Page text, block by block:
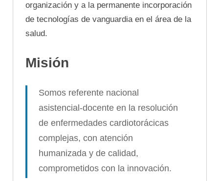
organización y a la permanente incorporación
de tecnologías de vanguardia en el área de la
salud.
Misión
Somos referente nacional
asistencial-docente en la resolución
de enfermedades cardiotorácicas
complejas, con atención
humanizada y de calidad,
comprometidos con la innovación.